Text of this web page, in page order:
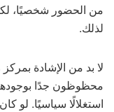
من الحضور شخصيًا،
لذلك.
لا بد من الإشادة
محظوظون جدًا
استغلالًا سياسيًا. لو